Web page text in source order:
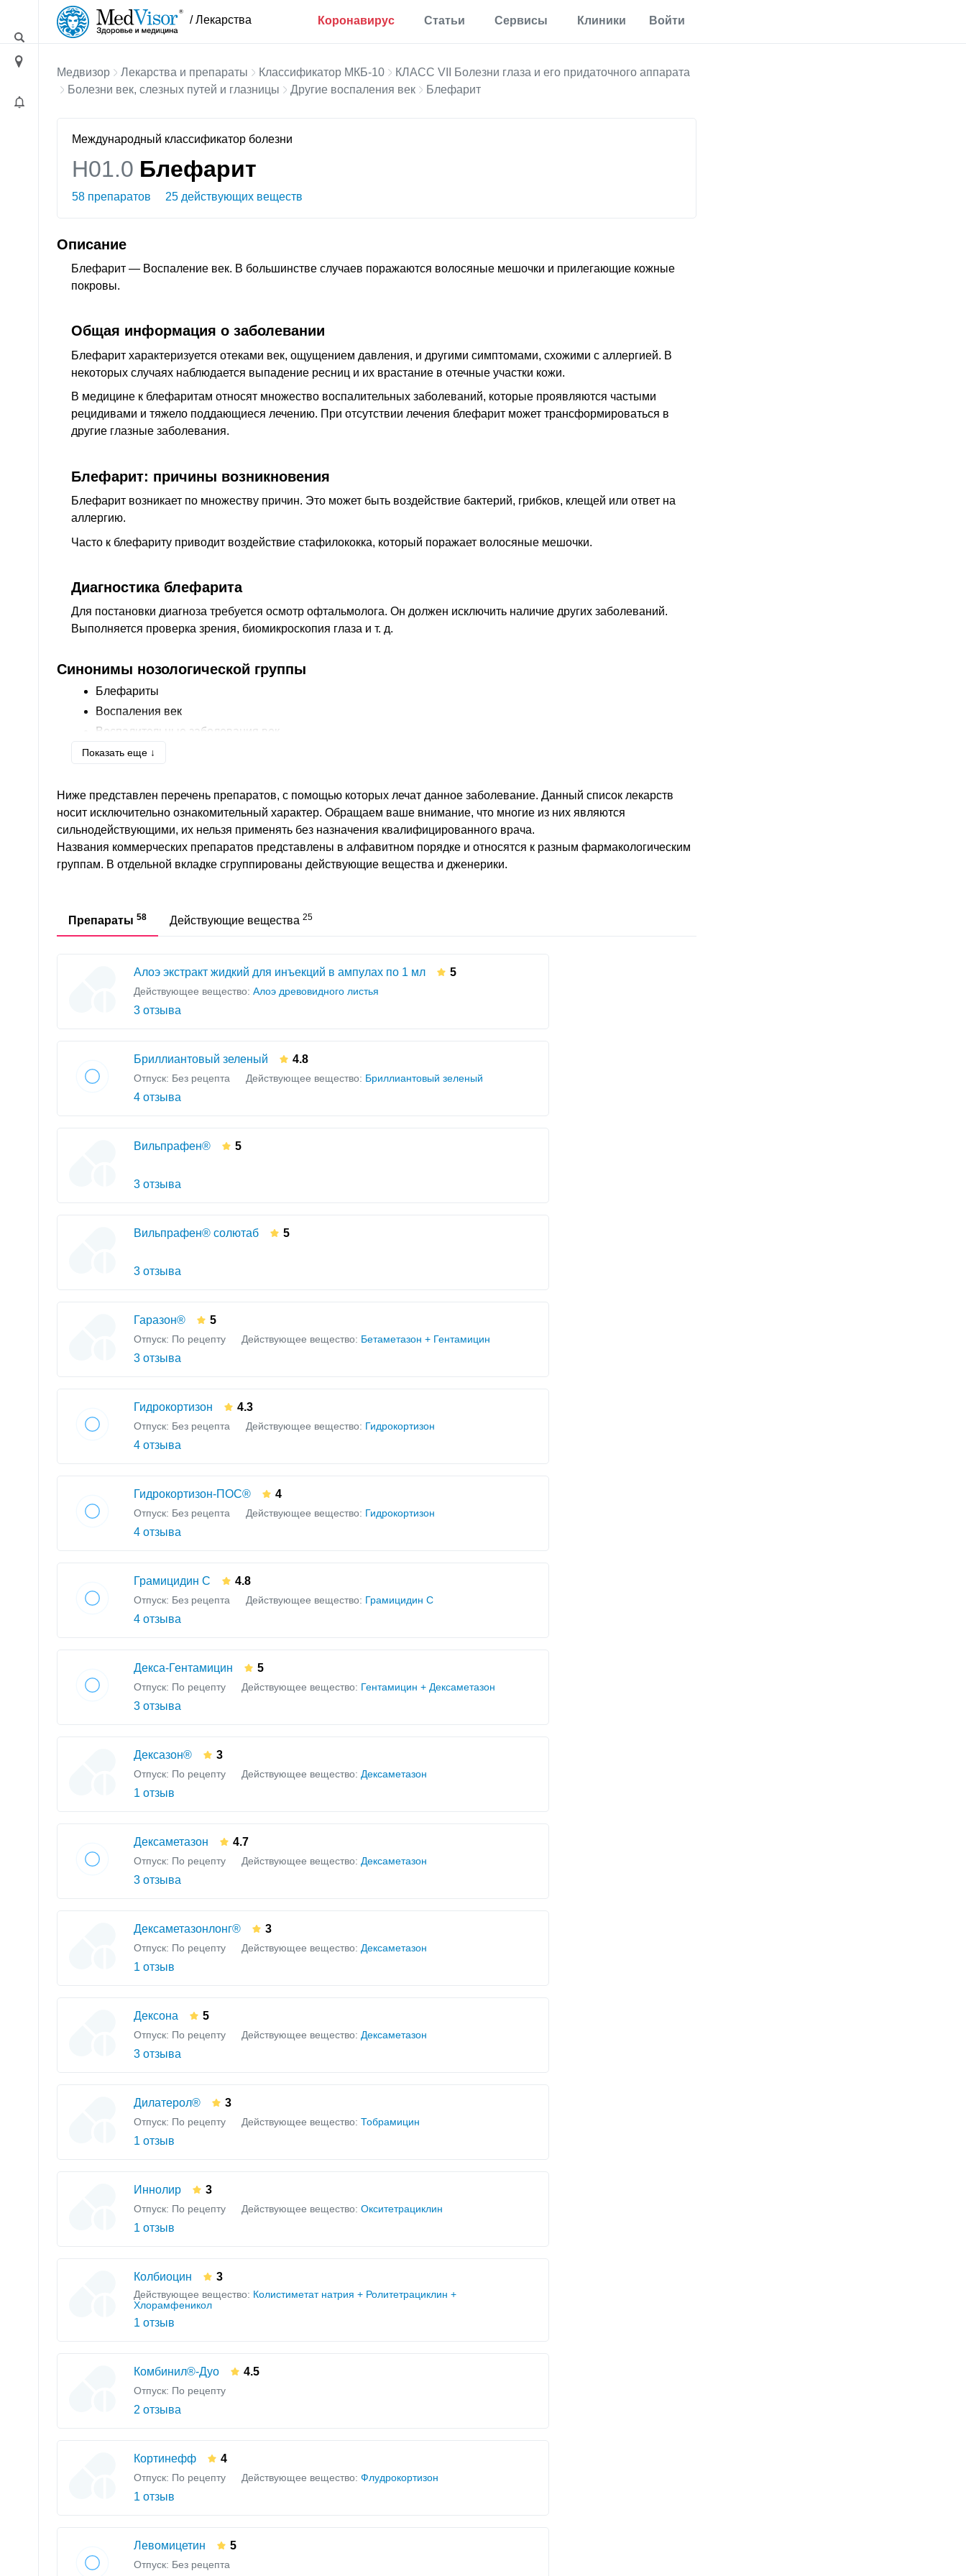
/ Лекарства Коронавирус
информация
Мониторинг
Статьи
Новости
Сервисы
жира в теле
Клиники Войти
Медвизор Лекарства и препараты Классификатор МКБ-10
КЛАСС VII Болезни глаза и его придаточного аппарата
Болезни век, слезных путей и глазницы
Другие воспаления век Блефарит
Международный классификатор болезни
H01.0 Блефарит
58 препаратов 25 действующих веществ
Описание
Блефарит — Воспаление век. В большинстве случаев поражаются волосяные мешочки и прилегающие кожные
покровы.
Общая информация о заболевании
Блефарит характеризуется отеками век, ощущением давления, и другими симптомами, схожими с аллергией. В
некоторых случаях наблюдается выпадение ресниц и их врастание в отечные участки кожи.
В медицине к блефаритам относят множество воспалительных заболеваний, которые проявляются частыми
рецидивами и тяжело поддающиеся лечению. При отсутствии лечения блефарит может трансформироваться в
другие глазные заболевания.
Блефарит: причины возникновения
Блефарит возникает по множеству причин. Это может быть воздействие бактерий, грибков, клещей или ответ на
аллергию.
Часто к блефариту приводит воздействие стафилококка, который поражает волосяные мешочки.
Диагностика блефарита
Для постановки диагноза требуется осмотр офтальмолога. Он должен исключить наличие других заболеваний.
Выполняется проверка зрения, биомикроскопия глаза и т. д.
Синонимы нозологической группы
Блефариты
Воспаления век
Воспалительные заболевания век
Демодекозный блефарит
Поверхностная инфекция глаза
Чешуйчатый блефарит
Показать еще ↓
Ниже представлен перечень препаратов, с помощью которых лечат данное заболевание. Данный список лекарств
носит исключительно ознакомительный характер. Обращаем ваше внимание, что многие из них являются
сильнодействующими, их нельзя применять без назначения квалифицированного врача.
Названия коммерческих препаратов представлены в алфавитном порядке и относятся к разным фармакологическим
группам. В отдельной вкладке сгруппированы действующие вещества и дженерики.
Препараты 58 Действующие вещества 25
Алоэ экстракт жидкий для инъекций в ампулах по 1 мл 5
Действующее вещество: Алоэ древовидного листья
3 отзыва
Бриллиантовый зеленый 4.8
Отпуск: Без рецепта Действующее вещество: Бриллиантовый зеленый
4 отзыва
Вильпрафен® 5
3 отзыва
Вильпрафен® солютаб 5
3 отзыва
Гаразон® 5
Отпуск: По рецепту Действующее вещество: Бетаметазон + Гентамицин
3 отзыва
Гидрокортизон 4.3
Отпуск: Без рецепта Действующее вещество: Гидрокортизон
4 отзыва
Гидрокортизон-ПОС® 4
Отпуск: Без рецепта Действующее вещество: Гидрокортизон
4 отзыва
Грамицидин С 4.8
Отпуск: Без рецепта Действующее вещество: Грамицидин С
4 отзыва
Декса-Гентамицин 5
Отпуск: По рецепту Действующее вещество: Гентамицин + Дексаметазон
3 отзыва
Дексазон® 3
Отпуск: По рецепту Действующее вещество: Дексаметазон
1 отзыв
Дексаметазон 4.7
Отпуск: По рецепту Действующее вещество: Дексаметазон
3 отзыва
Дексаметазонлонг® 3
Отпуск: По рецепту Действующее вещество: Дексаметазон
1 отзыв
Дексона 5
Отпуск: По рецепту Действующее вещество: Дексаметазон
3 отзыва
Дилатерол® 3
Отпуск: По рецепту Действующее вещество: Тобрамицин
1 отзыв
Иннолир 3
Отпуск: По рецепту Действующее вещество: Окситетрациклин
1 отзыв
Колбиоцин 3
Действующее вещество: Колистиметат натрия + Ролитетрациклин +
Хлорамфеникол
1 отзыв
Комбинил®-Дуо 4.5
Отпуск: По рецепту
2 отзыва
Кортинефф 4
Отпуск: По рецепту Действующее вещество: Флудрокортизон
1 отзыв
Левомицетин 5
Отпуск: Без рецепта